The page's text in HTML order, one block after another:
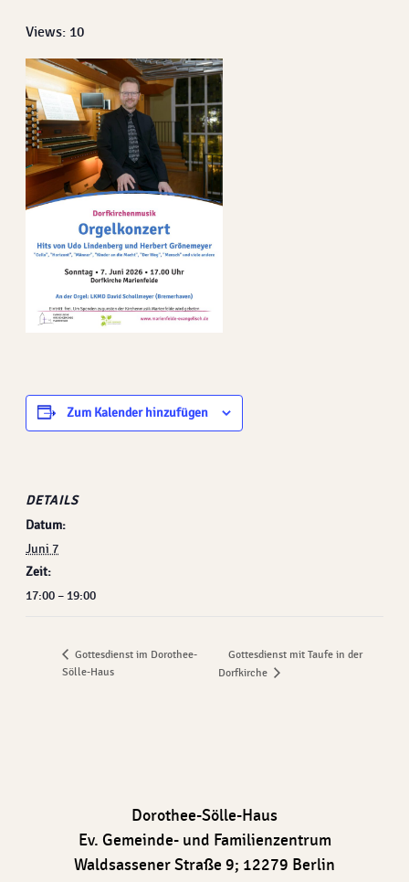
Views: 10
Zum Kalender hinzufügen
DETAILS
Datum:
Juni 7
Zeit:
17:00 – 19:00
Gottesdienst im Dorothee-
Sölle-Haus
Gottesdienst mit Taufe in der
Dorfkirche
Dorothee-Sölle-Haus
Ev. Gemeinde- und Familienzentrum
Waldsassener Straße 9; 12279 Berlin